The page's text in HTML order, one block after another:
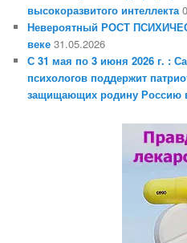
высокоразвитого интеллекта
Невероятный РОСТ
веке 31.05.2026
С 31 мая по 3 июня 2026 г. :
психологов поддержит
защищающих родину Россию